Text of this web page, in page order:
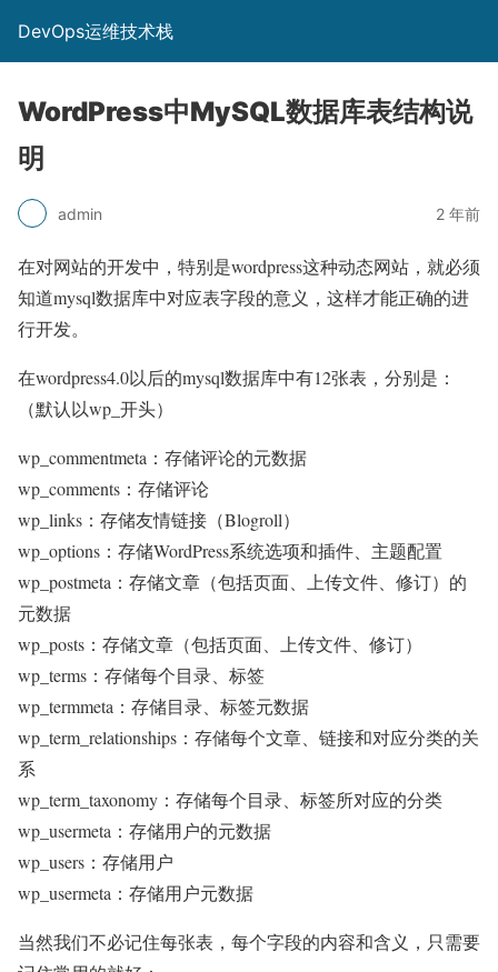
DevOps运维技术栈
WordPress中MySQL数据库表结构说
明
admin 2 年前
在对网站的开发中，特别是wordpress这种动态网站，就必须
知道mysql数据库中对应表字段的意义，这样才能正确的进
行开发。
在wordpress4.0以后的mysql数据库中有12张表，分别是：
（默认以wp_开头）
wp_commentmeta：存储评论的元数据
wp_comments：存储评论
wp_links：存储友情链接（Blogroll）
wp_options：存储WordPress系统选项和插件、主题配置
wp_postmeta：存储文章（包括页面、上传文件、修订）的
元数据
wp_posts：存储文章（包括页面、上传文件、修订）
wp_terms：存储每个目录、标签
wp_termmeta：存储目录、标签元数据
wp_term_relationships：存储每个文章、链接和对应分类的关
系
wp_term_taxonomy：存储每个目录、标签所对应的分类
wp_usermeta：存储用户的元数据
wp_users：存储用户
wp_usermeta：存储用户元数据
当然我们不必记住每张表，每个字段的内容和含义，只需要